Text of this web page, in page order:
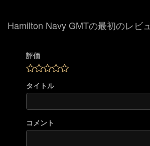
Hamilton Navy GMTの最初のレビ
評価
タイトル
コメント